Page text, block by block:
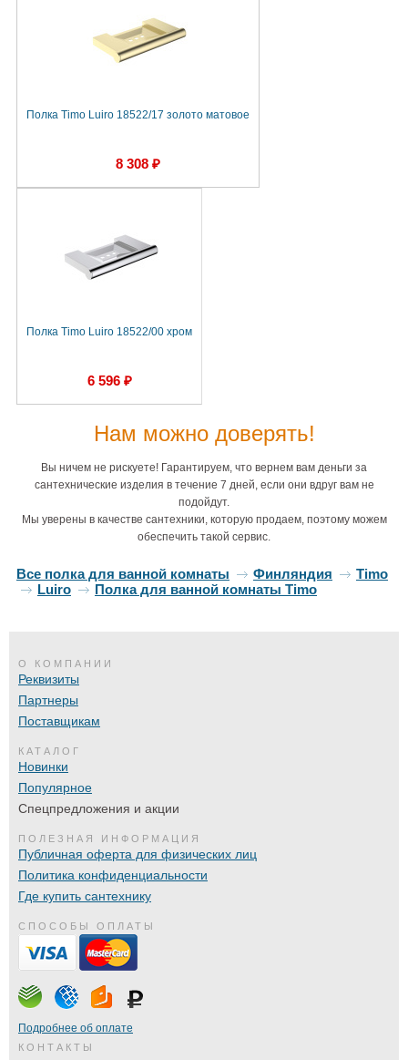
Полка Timo Luiro 18522/17 золото матовое
8 308 ₽
Полка Timo Luiro 18522/00 хром
6 596 ₽
Нам можно доверять!
Вы ничем не рискуете! Гарантируем, что вернем вам деньги за
сантехнические изделия в течение 7 дней, если они вдруг вам не
подойдут.
Мы уверены в качестве сантехники, которую продаем, поэтому можем
обеспечить такой сервис.
Все полка для ванной комнаты Финляндия
Timo
Luiro
Полка для ванной комнаты Timo
О КОМПАНИИ
Реквизиты
Партнеры
Поставщикам
КАТАЛОГ
Новинки
Популярное
Спецпредложения и акции
ПОЛЕЗНАЯ ИНФОРМАЦИЯ
Публичная оферта для физических лиц
Политика конфиденциальности
Где купить сантехнику
СПОСОБЫ ОПЛАТЫ
Подробнее об оплате
КОНТАКТЫ